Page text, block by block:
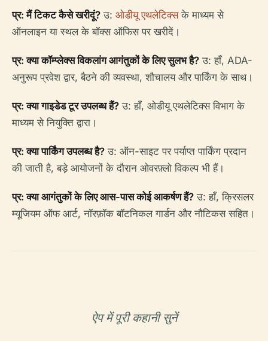
प्र: मैं टिकट कैसे खरीदूं? उ: ओडीयू एथलेटिक्सके माध्यम से
ऑनलाइन या स्थल के बॉक्स ऑफिस पर खरीदें।
प्र: क्या कॉम्प्लेक्स विकलांग आगंतुकों के लिए सुलभ है? उ: हाँ, ADA-
अनुरूप प्रवेश द्वार, बैठने की व्यवस्था, शौचालय और पार्किंग के साथ।
प्र: क्या गाइडेड टूर उपलब्ध हैं? उ: हाँ, ओडीयू एथलेटिक्स विभाग के
माध्यम से नियुक्ति द्वारा।
प्र: क्या पार्किंग उपलब्ध है? उ: ऑन-साइट पर पर्याप्त पार्किंग प्रदान
की जाती है, बड़े आयोजनों के दौरान ओवरफ़्लो विकल्प भी हैं।
प्र: क्या आगंतुकों के लिए आस-पास कोई आकर्षण हैं? उ: हाँ, क्रिसलर
म्यूजियम ऑफ आर्ट, नॉरफ़ॉक बॉटनिकल गार्डन और नौटिकस सहित।
ऐप में पूरी कहानी सुनें